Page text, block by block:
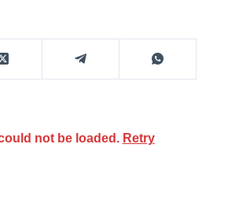
not be loaded. Retry